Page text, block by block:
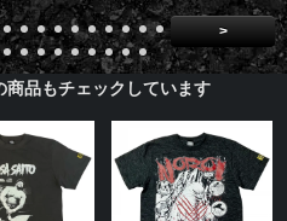
>
商品もチェックしています